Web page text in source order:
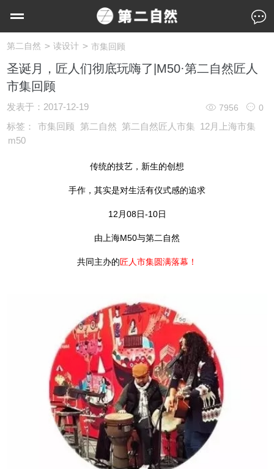
第二自然 > 读设计 > 市集回顾
圣诞月，匠人们彻底玩嗨了|M50·第二自然匠人
市集回顾
发表于： 2017-12-19 0
7956
标签： 市集回顾 第二自然 第二自然匠人市集 12月上海市集
m50
传统的技艺，新生的创想
手作，其实是对生活有仪式感的追求
12月08日-10日
由上海M50与第二自然
共同主办的匠人市集圆满落幕！